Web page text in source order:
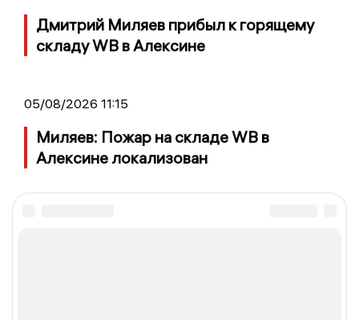
Дмитрий Миляев прибыл к горящему
складу WB в Алексине
05/08/2026 11:15
Миляев: Пожар на складе WB в
Алексине локализован